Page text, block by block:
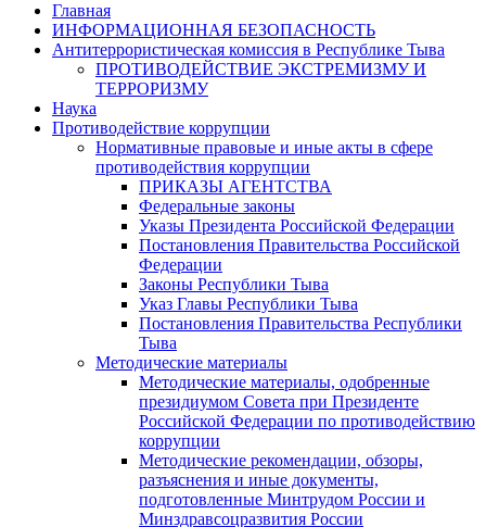
Главная
ИНФОРМАЦИОННАЯ БЕЗОПАСНОСТЬ
Антитеррористическая комиссия в Республике Тыва
ПРОТИВОДЕЙСТВИЕ ЭКСТРЕМИЗМУ И
ТЕРРОРИЗМУ
Наука
Противодействие коррупции
Нормативные правовые и иные акты в сфере
противодействия коррупции
ПРИКАЗЫ АГЕНТСТВА
Федеральные законы
Указы Президента Российской Федерации
Постановления Правительства Российской
Федерации
Законы Республики Тыва
Указ Главы Республики Тыва
Постановления Правительства Республики
Тыва
Методические материалы
Методические материалы, одобренные
президиумом Совета при Президенте
Российской Федерации по противодействию
коррупции
Методические рекомендации, обзоры,
разъяснения и иные документы,
подготовленные Минтрудом России и
Минздравсоцразвития России